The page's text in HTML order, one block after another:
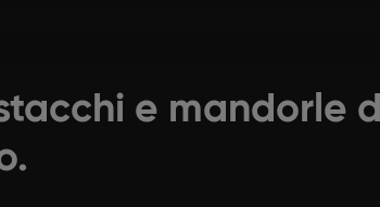
e mandorle